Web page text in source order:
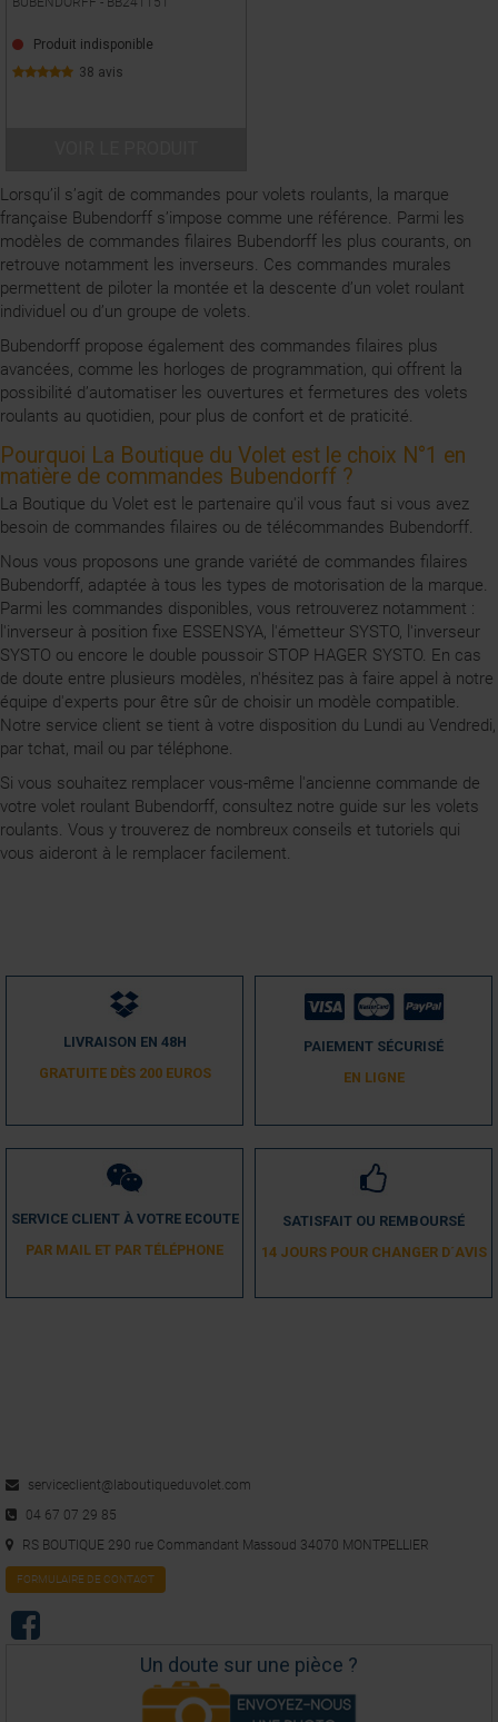
Lorsqu’il s’agit de commandes pour volets roulants, la marque
française Bubendorff s’impose comme une référence. Parmi les
modèles de commandes filaires Bubendorff les plus courants, on
retrouve notamment les inverseurs. Ces commandes murales
permettent de piloter la montée et la descente d’un volet roulant
individuel ou d’un groupe de volets.
Bubendorff propose également des commandes filaires plus
avancées, comme les horloges de programmation, qui offrent la
possibilité d’automatiser les ouvertures et fermetures des volets
roulants au quotidien, pour plus de confort et de praticité.
Pourquoi La Boutique du Volet est le choix N°1 en
matière de commandes Bubendorff ?
La Boutique du Volet est le partenaire qu'il vous faut si vous avez
besoin de commandes filaires ou de télécommandes Bubendorff.
Nous vous proposons une grande variété de commandes filaires
Bubendorff, adaptée à tous les types de motorisation de la marque.
Parmi les commandes disponibles, vous retrouverez notamment :
l'inverseur à position fixe ESSENSYA, l'émetteur SYSTO, l'inverseur
SYSTO ou encore le double poussoir STOP HAGER SYSTO. En cas
de doute entre plusieurs modèles, n'hésitez pas à faire appel à notre
équipe d'experts pour être sûr de choisir un modèle compatible.
Notre service client se tient à votre disposition du Lundi au Vendredi,
par tchat, mail ou par téléphone.
Si vous souhaitez remplacer vous-même l'ancienne commande de
votre volet roulant Bubendorff, consultez notre guide sur les volets
roulants. Vous y trouverez de nombreux conseils et tutoriels qui
vous aideront à le remplacer facilement.
Produit indisponible
38 avis
LIVRAISON EN 48H
GRATUITE DÈS 200 EUROS
PAIEMENT SÉCURISÉ
EN LIGNE
SERVICE CLIENT À VOTRE ECOUTE
PAR MAIL ET PAR TÉLÉPHONE
SATISFAIT OU REMBOURSÉ
14 JOURS POUR CHANGER D´AVIS
serviceclient@laboutiqueduvolet.com
04 67 07 29 85
RS BOUTIQUE 290 rue Commandant Massoud 34070 MONTPELLIER
FORMULAIRE DE CONTACT
Un doute sur une pièce ?